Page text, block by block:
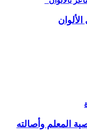
المعلم وأصالته